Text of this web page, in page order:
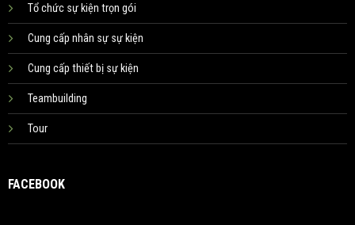
Tổ chức sự kiện trọn gói
Cung cấp nhân sự sự kiện
Cung cấp thiết bị sự kiện
Teambuilding
Tour
FACEBOOK